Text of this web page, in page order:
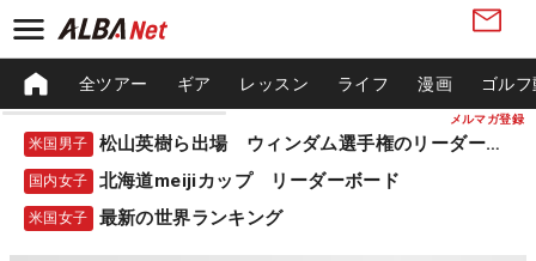
メルマガ登録
全ツアー ギア レッスン ライフ 漫画 ゴル
米国男子 松山英樹ら出場 ウィンダム選手権のリーダーボード
国内女子 北海道meijiカップ リーダーボード
米国女子 最新の世界ランキング